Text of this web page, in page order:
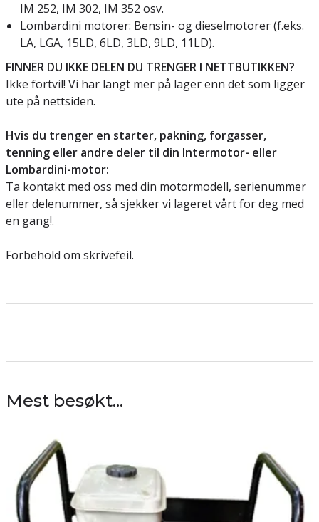
IM 252, IM 302, IM 352 osv.
Lombardini motorer: Bensin- og dieselmotorer (f.eks.
LA, LGA, 15LD, 6LD, 3LD, 9LD, 11LD).
FINNER DU IKKE DELEN DU TRENGER I NETTBUTIKKEN?
Ikke fortvil! Vi har langt mer på lager enn det som ligger
ute på nettsiden.
Hvis du trenger en starter, pakning, forgasser,
tenning eller andre deler til din Intermotor- eller
Lombardini-motor:
Ta kontakt med oss med din motormodell, serienummer
eller delenummer, så sjekker vi lageret vårt for deg med
en gang!.
Forbehold om skrivefeil.
Mest besøkt...